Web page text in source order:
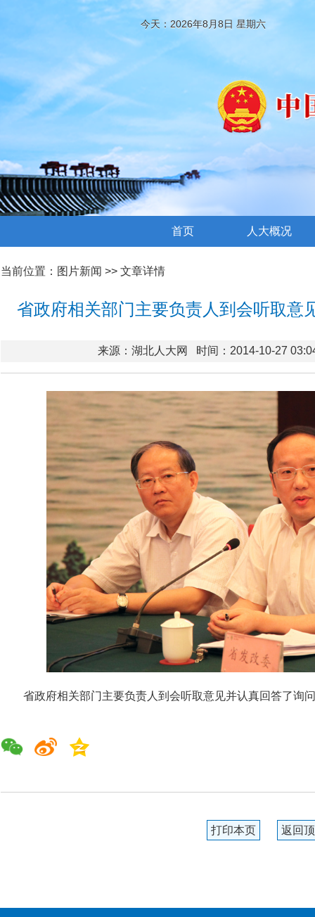
今天：2026年8月8日 星期六
首页 人大概况
当前位置： 图片新闻 >> 文章详情
省政府相关部门主要负责人到会听取意
来源：湖北人大网 时间：2014-10-27
省政府相关部门主要负责人到会听取意见并认真回答了询
打印本页 返回